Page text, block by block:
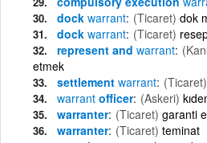
dock warrant (Ticaret) dok
dock warrant (Ticaret)
represent and warrant
etmek
settlement warrant (Ticaret)
warrant officer (Askeri)
warranter (Ticaret) garanti
warranter (Ticaret) teminat